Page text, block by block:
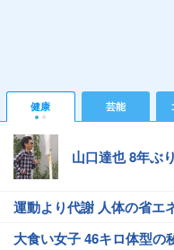
健康 芸能
山口達也 8年ぶ
運動より代謝 人体の省エ
大食い女子 46キロ体型の